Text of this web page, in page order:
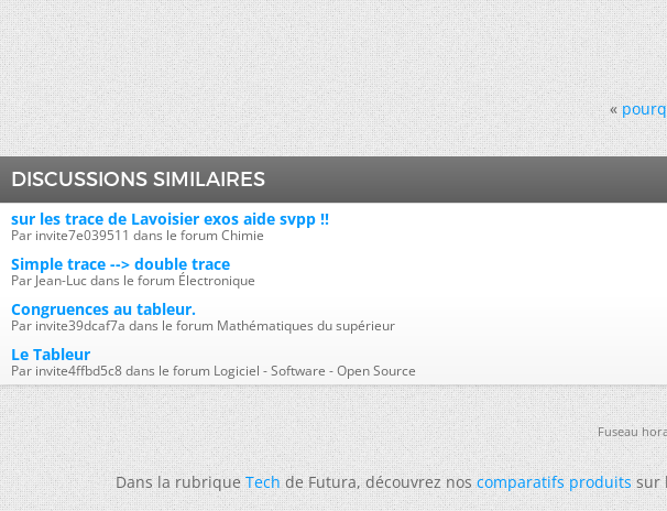
«
DISCUSSIONS SIMILAIRES
sur les trace de Lavoisier exos aide svpp !!
Par invite7e039511 dans le forum Chimie
Simple trace --> double trace
Par Jean-Luc dans le forum Électronique
Congruences au tableur.
Par invite39dcaf7a dans le forum Mathématiques du supérieur
Le Tableur
Par invite4ffbd5c8 dans le forum Logiciel - Software - Open Source
Fuseau
Dans la rubriqueTechde Futura, découvrez noscomparatifs produitssur